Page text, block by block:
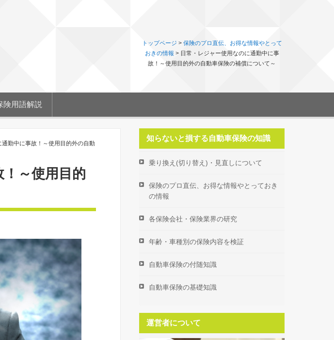
トップページ > 保険のプロ直伝、お得な情報やとって
おきの情報 > 日常・レジャー使用なのに通勤中に事
故！～使用目的外の自動車保険の補償について～
険用語解説
勤中に事故！～使用目的外の自動
～使用目的
知らないと損する自動車保険の知識
乗り換え(切り替え)・見直しについて
保険のプロ直伝、お得な情報やとっておき
の情報
各保険会社・保険業界の研究
年齢・車種別の保険内容を検証
自動車保険の付随知識
自動車保険の基礎知識
運営者について